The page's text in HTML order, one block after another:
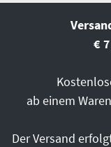
€
ab einem
Der Versand